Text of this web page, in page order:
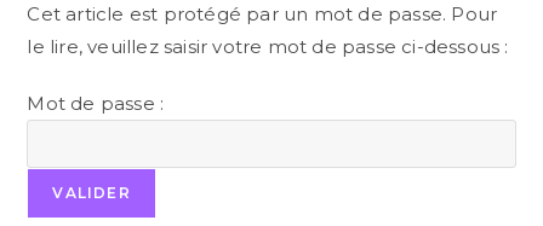
Cet article est protégé par un mot de passe. Pour
le lire, veuillez saisir votre mot de passe ci-dessous :
Mot de passe :